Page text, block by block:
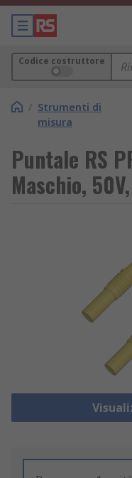
Codice costruttore
/ Strumenti di
misura
Puntale RS
Maschio,